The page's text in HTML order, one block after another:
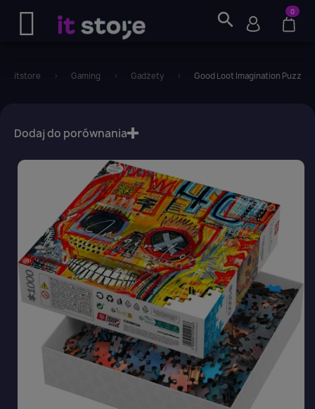
search 0
itstore Gaming Gadżety Good Loot Imagination Puzzle:
Dodaj do porównania